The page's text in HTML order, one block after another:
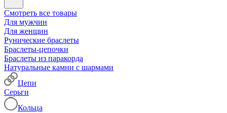
Смотреть все товары
Для мужчин
Для женщин
Рунические браслеты
Браслеты-цепочки
Браслеты из паракорда
Натуральные камни с шармами
Цепи
Серьги
Кольца